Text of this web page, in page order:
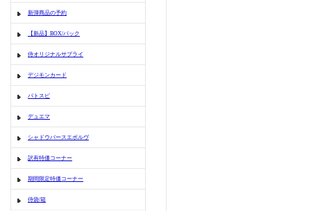
新弾商品の予約
【新品】BOX/パック
侍オリジナルサプライ
デジモンカード
バトスピ
デュエマ
シャドウバースエボルヴ
訳有特価コーナー
期間限定特価コーナー
侍袋/箱